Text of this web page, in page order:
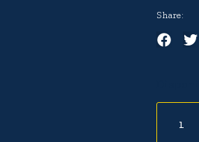
Share: